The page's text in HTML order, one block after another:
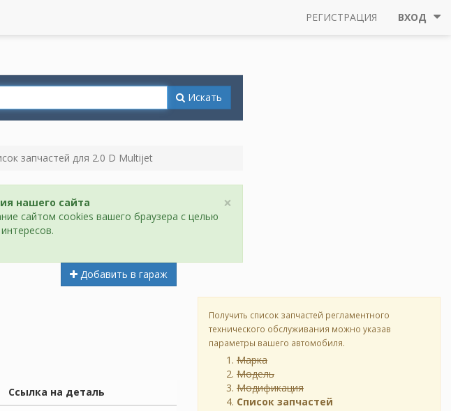
РЕГИСТРАЦИЯ ВХОД
Искать
запчастей для 2.0 D Multijet
×
нашего сайта
сайтом cookies вашего браузера с целью
Получить список запчастей регламентного
технического обслуживания можно указав
параметры вашего автомобиля.
Марка
Модель
Модификация
Список запчастей
Добавить в гараж
Ссылка на деталь